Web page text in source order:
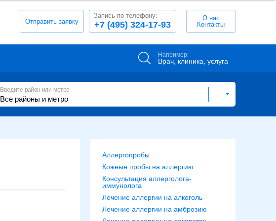
Отправить заявку +7 (495) 324-17-93
Запись по телефону:
О нас
Контакты
Например:
Врач, клиника, услуга
Введите район или метро
Аллергопробы
Кожные пробы на аллергию
Консультация аллерголога-
иммунолога
Лечение аллергии на алкоголь
Лечение аллергии на амброзию